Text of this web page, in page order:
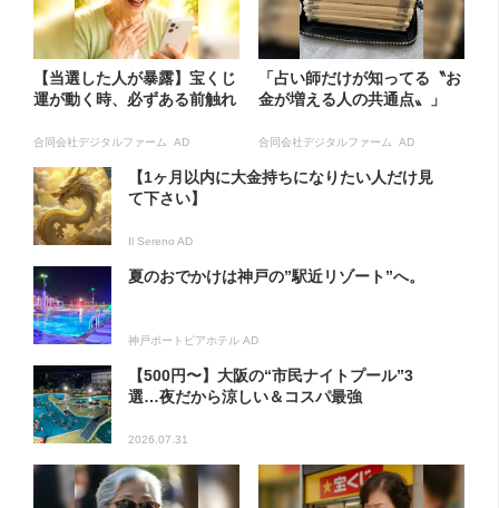
【当選した人が暴露】宝くじ
運が動く時、必ずある前触れ
合同会社デジタルファーム AD
「占い師だけが知ってる〝お
金が増える人の共通点〟」
合同会社デジタルファーム AD
【1ヶ月以内に大金持ちになりたい人だけ見
て下さい】
Il Sereno AD
夏のおでかけは神戸の”駅近リゾート”へ。
神戸ポートピアホテル AD
【500円〜】大阪の“市民ナイトプール”3
選…夜だから涼しい＆コスパ最強
2026.07.31